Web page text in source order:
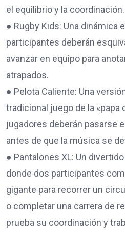
el equilibrio y la coordinación.
● Rugby Kids: Una dinámica
participantes deberán
avanzar en equipo para
atrapados.
● Pelota Caliente: Una
tradicional juego de la «papa
jugadores deberán pasarse
antes de que la música se
● Pantalones XL: Un
donde dos participantes
gigante para recorrer un
o completar una carrera de
prueba su coordinación y